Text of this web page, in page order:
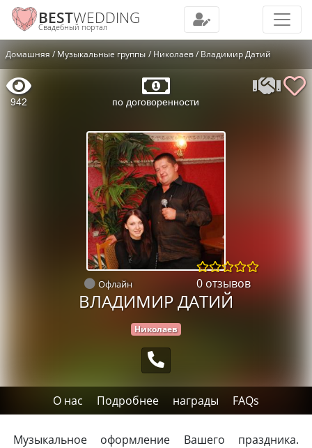
BESTWEDDING
Свадебный портал
Домашняя Музыкальные группы Николаев Владимир Датий
942 по договоренности
Офлайн 0 отзывов
ВЛАДИМИР ДАТИЙ
Николаев
О нас Подробнее награды FAQs
Музыкальное оформление Вашего праздника.